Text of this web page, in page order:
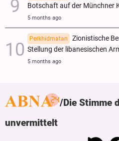
Botschaft auf der Münchner
5 months ago
Perkhidmatan
Zionistische
Stellung der libanesischen
5 months ago
Die Stimme
unvermittelt